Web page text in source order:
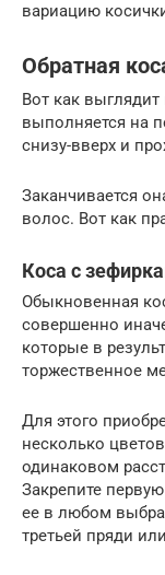
вариацию
Обратная
Вот как
выполняется на
снизу-вверх и
Заканчивается
волос. Вот как
Коса с
Обыкновенная
совершенно
которые в
торжественное
Для этого
несколько
одинаковом
Закрепите
ее в любом
третьей пряди